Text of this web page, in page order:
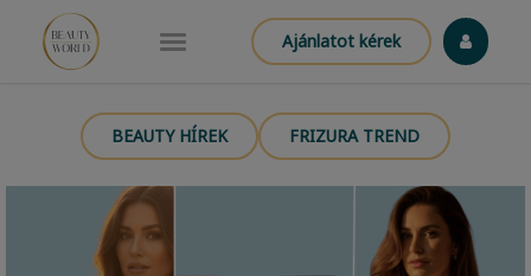
Ajánlatot kérek
BEAUTY HÍREK FRIZURA TREND